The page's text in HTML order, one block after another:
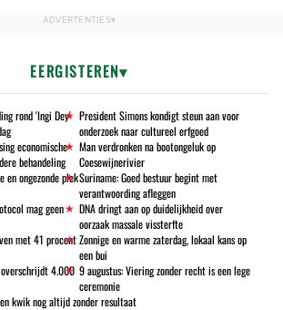
EERGISTEREN
rond 'Ingi Dey' President Simons kondigt steun aan voor
onderzoek naar cultureel erfgoed
economische
behandeling
Man verdronken na bootongeluk op
Coesewijnerivier
en ongezonde plekSuriname: Goed bestuur begint met
verantwoording afleggen
mag geen
DNA dringt aan op duidelijkheid over
oorzaak massale vissterfte
met 41 procentZonnige en warme zaterdag, lokaal kans op
een bui
4.000 9 augustus: Viering zonder recht is een lege
ceremonie
kwik nog altijd zonder resultaat